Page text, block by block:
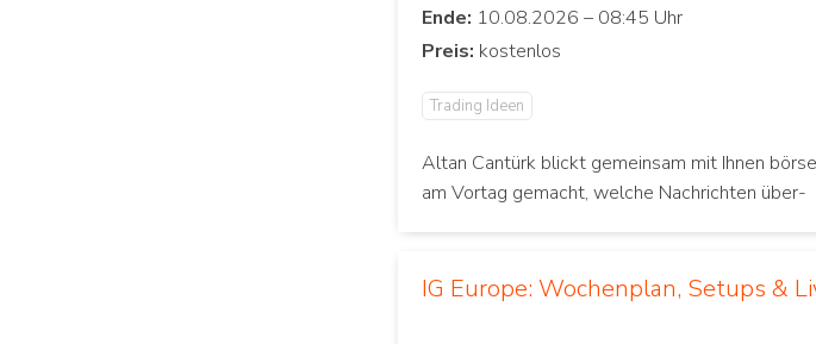
Ende:
Preis:
Trading Ideen
Altan Cantürk blickt gemeinsam mit Ihnen
am Vortag gemacht, welche Nachrichten über-
IG Europe: Wochenplan, Setups &